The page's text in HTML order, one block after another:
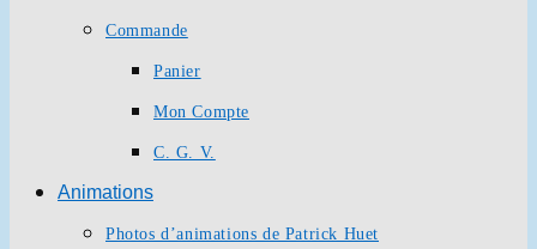
Commande
Panier
Mon Compte
C. G. V.
Animations
Photos d’animations de Patrick Huet